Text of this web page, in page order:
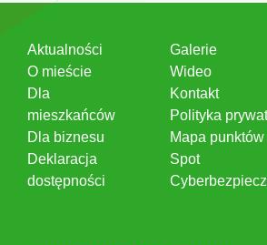
Aktualności
O mieście
Dla
mieszkańców
Dla biznesu
Deklaracja
dostępności
Galerie
Wideo
Kontakt
Polityka
Mapa
Spot